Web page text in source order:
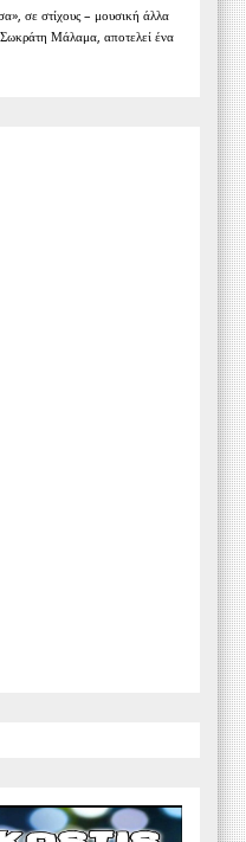
σε στίχους – μουσική άλλα
Μάλαμα, αποτελεί ένα